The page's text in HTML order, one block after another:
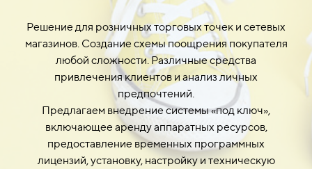
Решение для розничных торговых точек и сетевых
магазинов. Создание схемы поощрения покупателя
любой сложности. Различные средства
привлечения клиентов и анализ личных
предпочтений.
Предлагаем внедрение системы «под ключ»,
включающее аренду аппаратных ресурсов,
предоставление временных программных
лицензий, установку, настройку и техническую